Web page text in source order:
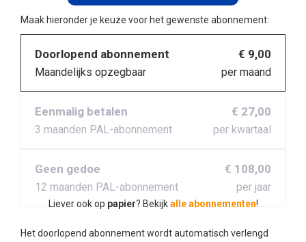
Maak hieronder je keuze voor het gewenste abonnement:
Doorlopend abonnement
Maandelijks opzegbaar
€ 9,00
per maand
Eenmalig betalen
3 maanden PAL-abonnement
€ 27,00
per kwartaal
Geen gedoe
12 maanden PAL-abonnement
€ 108,00
per jaar
Liever ook op papier? Bekijkalle abonnementen!
Het doorlopend abonnement wordt automatisch verlengd